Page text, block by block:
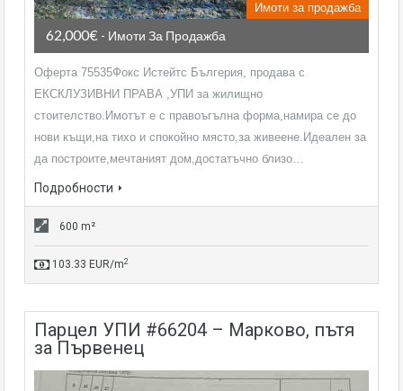
Имоти за продажба
62,000€ - Имоти За Продажба
Оферта 75535Фокс Истейтс Бългерия, продава с
ЕКСКЛУЗИВНИ ПРАВА ,УПИ за жилищно
стоителство.Имотът е с правоъгълна форма,намира се до
нови къщи,на тихо и спокойно място,за живеене.Идеален за
да построите,мечтаният дом,достатъчно близо…
Подробности
600 m²
103.33 EUR/m2
парцел УПИ #66204 – Марково, пътя
за Първенец